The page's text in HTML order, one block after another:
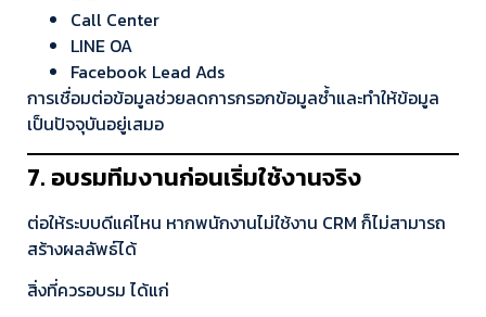
Call Center
LINE OA
Facebook Lead Ads
การเชื่อมต่อข้อมูลช่วยลดการกรอกข้อมูลซ้ำและทำให้ข้อมูล
เป็นปัจจุบันอยู่เสมอ
7. อบรมทีมงานก่อนเริ่มใช้งานจริง
ต่อให้ระบบดีแค่ไหน หากพนักงานไม่ใช้งาน CRM ก็ไม่สามารถ
สร้างผลลัพธ์ได้
สิ่งที่ควรอบรม ได้แก่